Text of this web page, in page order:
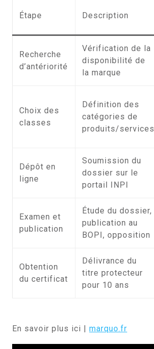
Étape Description
Recherche
d’antériorité
Vérification de la
disponibilité de
la marque
Choix des
classes
Définition des
catégories de
produits/services
Dépôt en
ligne
Soumission du
dossier sur le
portail INPI
Examen et
publication
Étude du dossier,
publication au
BOPI, opposition
Obtention
du certificat
Délivrance du
titre protecteur
pour 10 ans
En savoir plus ici | marquo.fr